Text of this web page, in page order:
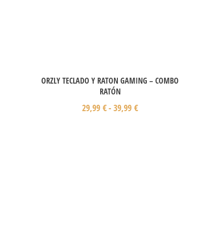
ORZLY TECLADO Y RATON GAMING – COMBO
RATÓN
29,99 €- 39,99 €